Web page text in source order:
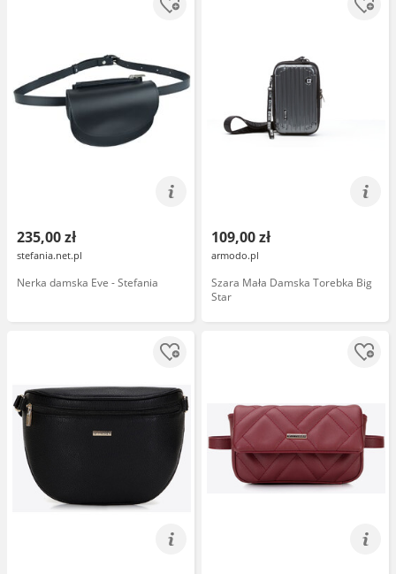
235,00 zł
stefania.net.pl
Nerka damska Eve - Stefania
109,00 zł
armodo.pl
Szara Mała Damska Torebka Big
Star